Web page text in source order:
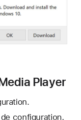
Player
configuration,